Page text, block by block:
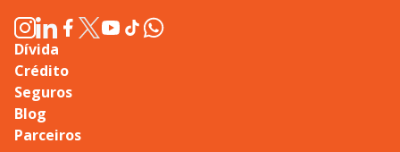
Dívida
Crédito
Seguros
Blog
Parceiros